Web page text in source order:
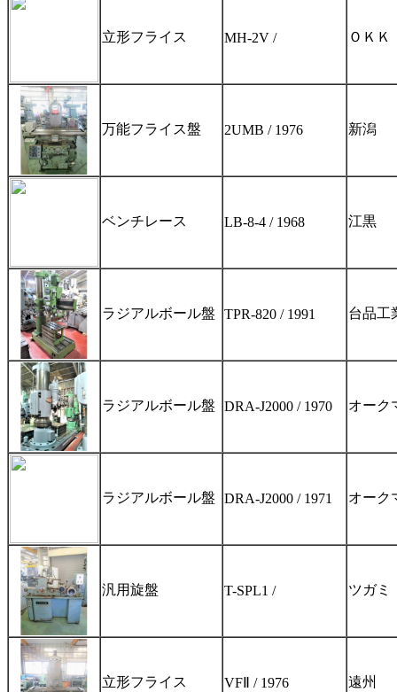
立形フライス MH-2V / ＯＫＫ
万能フライス盤 2UMB / 1976 新潟
ベンチレース LB-8-4 / 1968 江黒
ラジアルボール盤 TPR-820 / 1991 台品工
ラジアルボール盤 DRA-J2000 / 1970 オーク
ラジアルボール盤 DRA-J2000 / 1971 オーク
汎用旋盤 T-SPL1 / ツガミ
立形フライス VFⅡ / 1976 遠州